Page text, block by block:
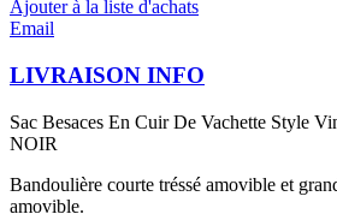
Ajouter à la liste d'achats
Email
LIVRAISON INFO
Sac Besaces En Cuir De Vachette Style
NOIR
Bandoulière courte tréssé amovible et
amovible.